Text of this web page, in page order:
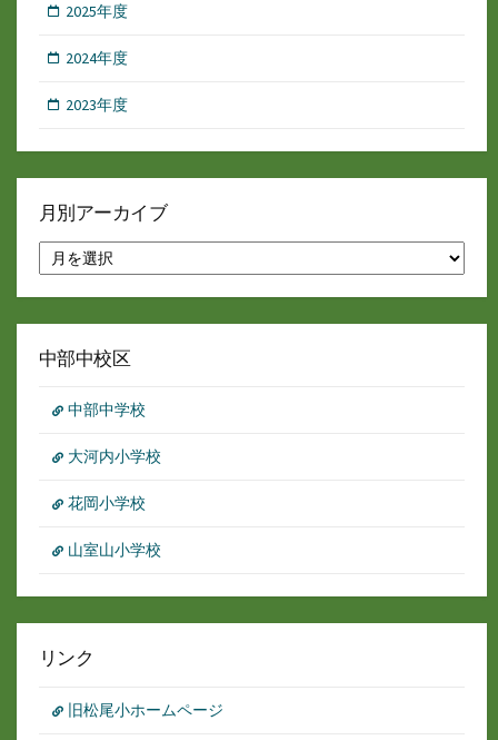
2025年度
2024年度
2023年度
月別アーカイブ
別
ア
イ
中部中校区
中部中学校
大河内小学校
花岡小学校
山室山小学校
リンク
旧松尾小ホームページ